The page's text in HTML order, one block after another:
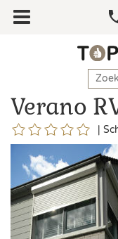
Verano
|